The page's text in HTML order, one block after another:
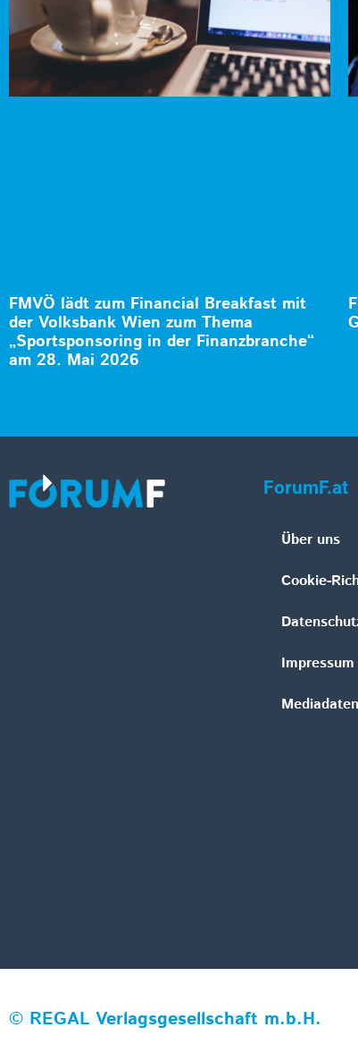
FMVÖ lädt zum Financial Breakfast mit
der Volksbank Wien zum Thema
„Sportsponsoring in der Finanzbranche“
am 28. Mai 2026
ForumF.at
Über uns
Cookie-
Impressum
Mediadaten
© REGAL Verlagsgesellschaft m.b.H.